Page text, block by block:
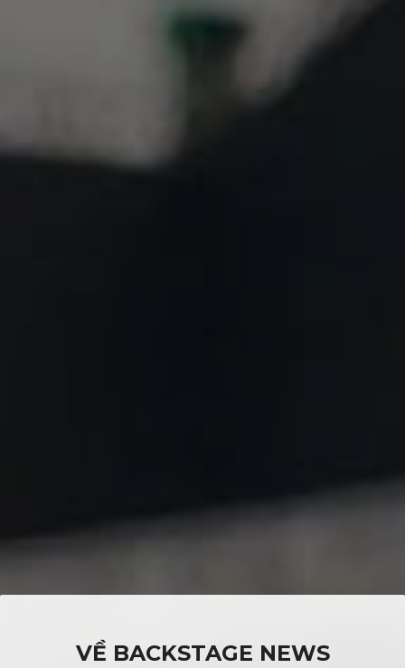
VỀ BACKSTAGE NEWS